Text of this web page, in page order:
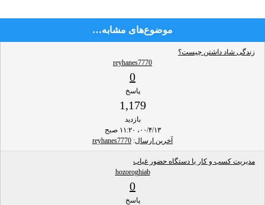
موضوع‌های مشابه…
زندگی شاد داشتن چیست؟
reyhanes7770
0
پاسخ
1,179
بازدید
۰۰/۴/۱۳، ۱۱:۲۰ صبح
آخرین ارسال:
reyhanes7770
مدیریت کسب و کار با دستگاه حضور غیاب
hozoroghiab
0
پاسخ